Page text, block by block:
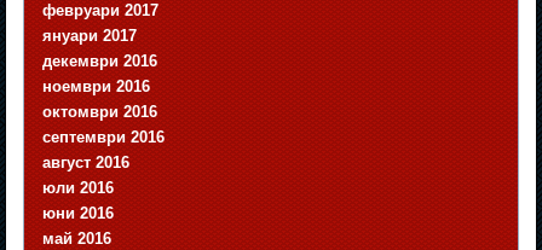
февруари 2017
януари 2017
декември 2016
ноември 2016
октомври 2016
септември 2016
август 2016
юли 2016
юни 2016
май 2016